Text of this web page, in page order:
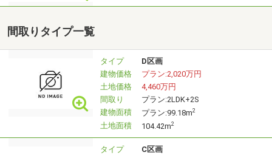
(1)サクッと現地見学コース(所要時間:～30分程)
(2)じっくり見学コース(所要時間:～1時間半程)
物件の雰囲気だけでなく、間取り、設備、性能もしっかり
と確認されたいお客様向けです。
物件の周辺環境も含めて気になる点もしっかりとご案内さ
間取りタイプ一覧
タイプ
D区画
建物価格
プラン:2,020万円
土地価格
4,460万円
間取り
プラン:2LDK+2S
建物面積
プラン:99.18m2
土地面積 104.42m2
タイプ
C区画